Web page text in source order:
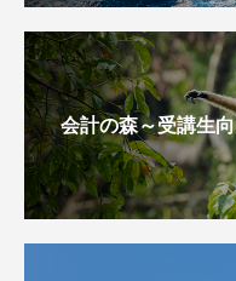
会計の森～受講生